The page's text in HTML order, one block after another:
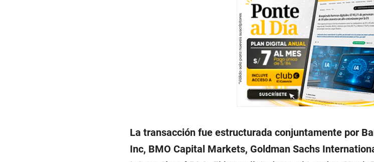
La transacción fue estructurada conjuntamente por
Inc, BMO Capital Markets, Goldman Sachs